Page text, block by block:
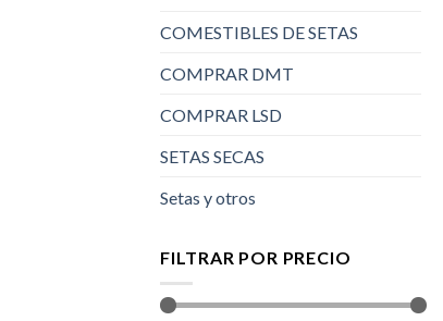
COMESTIBLES DE SETAS
COMPRAR DMT
COMPRAR LSD
SETAS SECAS
Setas y otros
FILTRAR POR PRECIO